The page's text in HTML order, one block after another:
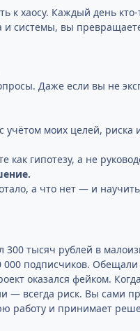
к хаосу. Каждый день кто-
и системы, вы
Даже если вы не
учётом моих целей, риска
гипотезу, а не
а что нет — и
тысяч рублей в
000 подписчиков.
оказался фейком.
— всегда риск. Вы сами
работу и принимает